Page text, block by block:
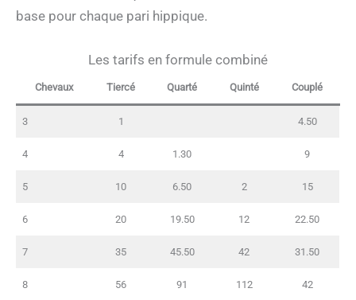
base pour chaque pari hippique.
Les tarifs en formule combiné
Chevaux Tiercé Quarté Quinté Couplé
3 1 4.50
4 4 1.30 9
5 10 6.50 2 15
6 20 19.50 12 22.50
7 35 45.50 42 31.50
8 56 91 112 42